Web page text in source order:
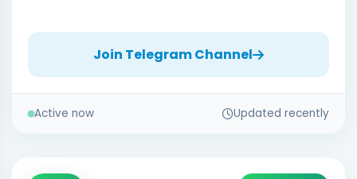
Join Telegram Channel
Active now Updated recently